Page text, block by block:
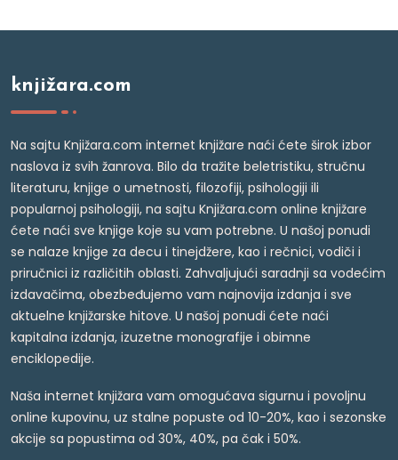
knjižara.com
Na sajtu Knjižara.com internet knjižare naći ćete širok izbor
naslova iz svih žanrova. Bilo da tražite beletristiku, stručnu
literaturu, knjige o umetnosti, filozofiji, psihologiji ili
popularnoj psihologiji, na sajtu Knjižara.com online knjižare
ćete naći sve knjige koje su vam potrebne. U našoj ponudi
se nalaze knjige za decu i tinejdžere, kao i rečnici, vodiči i
priručnici iz različitih oblasti. Zahvaljujući saradnji sa vodećim
izdavačima, obezbeđujemo vam najnovija izdanja i sve
aktuelne knjižarske hitove. U našoj ponudi ćete naći
kapitalna izdanja, izuzetne monografije i obimne
enciklopedije.
Naša internet knjižara vam omogućava sigurnu i povoljnu
online kupovinu, uz stalne popuste od 10-20%, kao i sezonske
akcije sa popustima od 30%, 40%, pa čak i 50%.